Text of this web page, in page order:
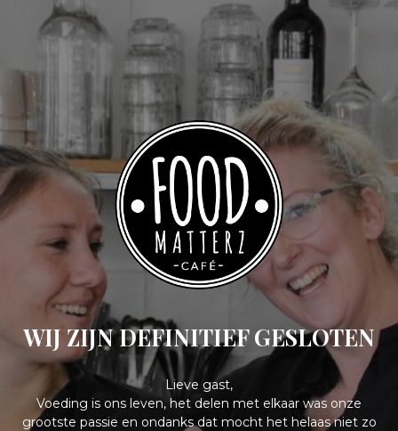
WIJ ZIJN DEFINITIEF GESLOTEN
Lieve gast,
Voeding is ons leven, het delen met elkaar was onze
grootste passie en ondanks dat mocht het helaas niet zo